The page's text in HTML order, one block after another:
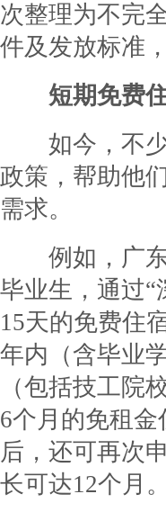
次整理为不完
件及发放标准
短期免费
如今，不少
政策，帮助他
需求。
例如，广东
毕业生，通过“
15天的免费住
年内（含毕业
（包括技工院
6个月的免租
后，还可再次
长可达12个月。